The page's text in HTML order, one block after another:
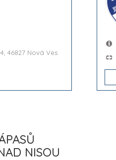
46827 Nová Ves
NISOU